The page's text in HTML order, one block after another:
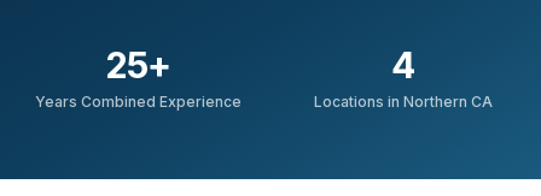
25+
Years Combined Experience
4
Locations in Northern CA